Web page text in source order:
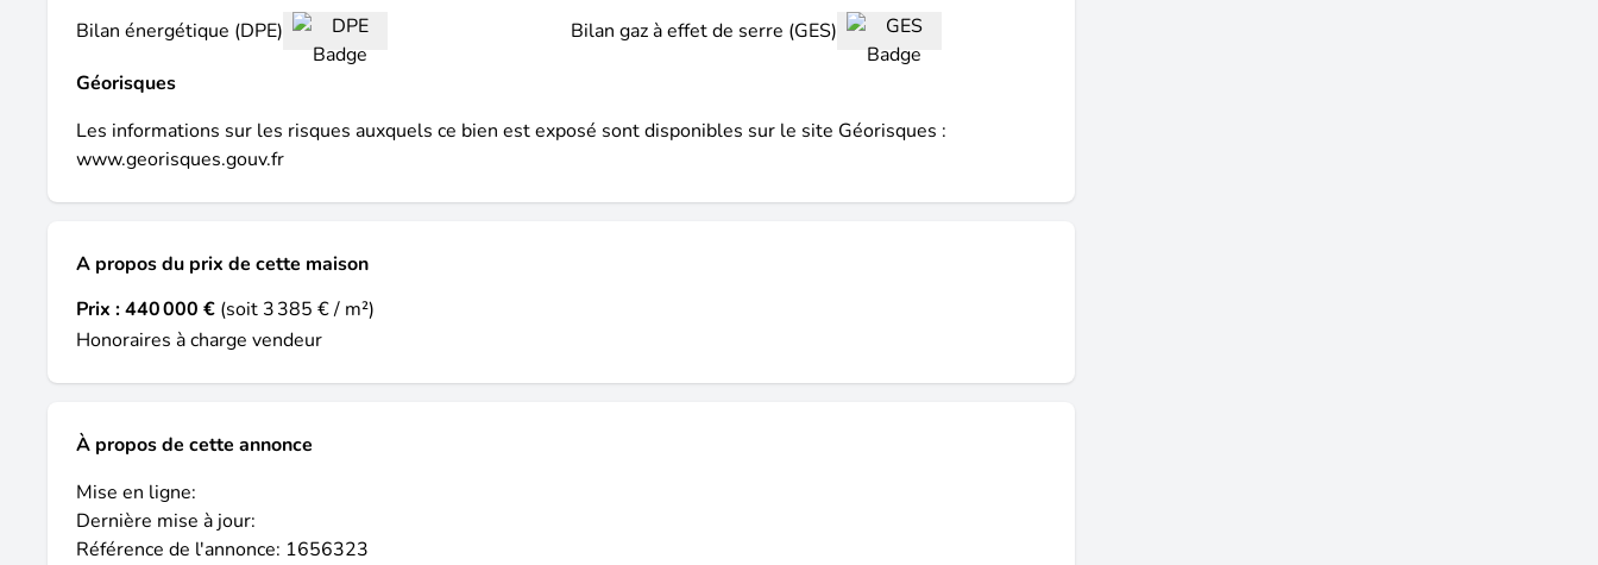
Bilan énergétique (DPE)
Bilan gaz à effet de serre (GES)
Géorisques
Les informations sur les risques auxquels ce bien est exposé sont disponibles sur le site Géorisques :
www.georisques.gouv.fr
A propos du prix de cette maison
Prix :440 000 € (soit 3 385 € / m²)
Honoraires à charge vendeur
À propos de cette annonce
Mise en ligne:
Dernière mise à jour:
Référence de l'annonce: 1656323